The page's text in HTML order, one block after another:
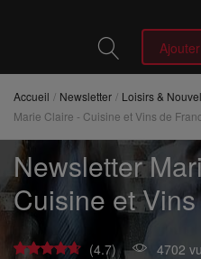
Accueil Newsletter Loisirs &
Marie Claire - Cuisine et Vins de
Newsletter
Cuisine et
(4.7)
4702